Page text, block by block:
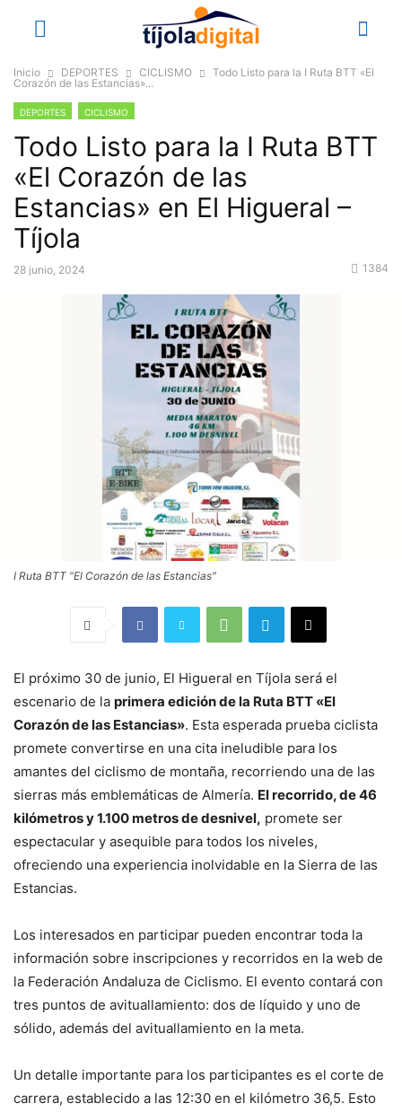
Inicio DEPORTES CICLISMO
Todo Listo para la I Ruta BTT «El
Corazón de las Estancias»...
DEPORTES CICLISMO
Todo Listo para la I Ruta BTT
«El Corazón de las
Estancias» en El Higueral –
Tíjola
28 junio, 2024 1384
I Ruta BTT "El Corazón de las Estancias"
El próximo 30 de junio, El Higueral en Tíjola será el
escenario de la primera edición de la Ruta BTT «El
Corazón de las Estancias». Esta esperada prueba ciclista
promete convertirse en una cita ineludible para los
amantes del ciclismo de montaña, recorriendo una de las
sierras más emblemáticas de Almería. El recorrido, de 46
kilómetros y 1.100 metros de desnivel, promete ser
espectacular y asequible para todos los niveles,
ofreciendo una experiencia inolvidable en la Sierra de las
Estancias.
Los interesados en participar pueden encontrar toda la
información sobre inscripciones y recorridos en la web de
la Federación Andaluza de Ciclismo. El evento contará con
tres puntos de avituallamiento: dos de líquido y uno de
sólido, además del avituallamiento en la meta.
Un detalle importante para los participantes es el corte de
carrera, establecido a las 12:30 en el kilómetro 36,5. Esto